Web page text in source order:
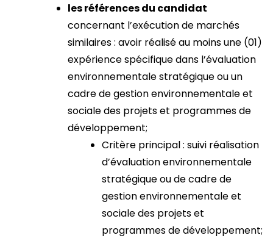
les références du candidat
concernant l’exécution de marchés
similaires : avoir réalisé au moins une (01)
expérience spécifique dans l’évaluation
environnementale stratégique ou un
cadre de gestion environnementale et
sociale des projets et programmes de
développement;
Critère principal : suivi réalisation
d’évaluation environnementale
stratégique ou de cadre de
gestion environnementale et
sociale des projets et
programmes de développement;